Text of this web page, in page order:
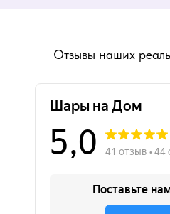
Отзывы наших